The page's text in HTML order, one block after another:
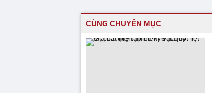
CÙNG CHUYÊN MỤC